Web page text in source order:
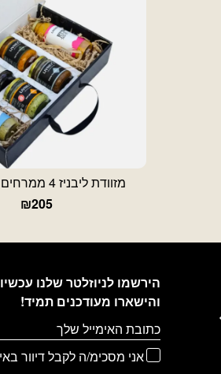
מזוודת ליבניז 4 ממרחים 2 sauces
₪205
הירשמו לניוזלטר שלנו עכשיו
והישארו מעודכנים תמיד!
דוא׳׳ל
אני מסכימ/ה לקבל דיוור